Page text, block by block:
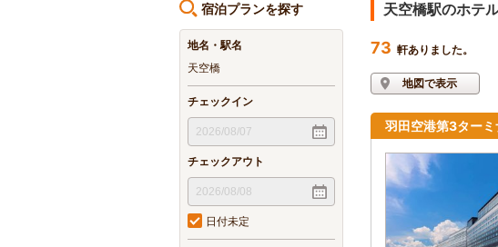
宿泊プランを探す
地名・駅名
天空橋
チェックイン
チェックアウト
日付未定
天空橋駅のホテ
73 軒ありました。
地図で表示
羽田空港第3ター